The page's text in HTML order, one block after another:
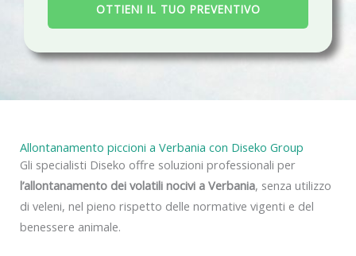
a
c
OTTIENI IL TUO PREVENTIVO
Allontanamento piccioni a Verbania con Diseko Group
Gli specialisti Diseko offre soluzioni professionali per
l’allontanamento dei volatili nocivi a Verbania, senza utilizzo
di veleni, nel pieno rispetto delle normative vigenti e del
benessere animale.